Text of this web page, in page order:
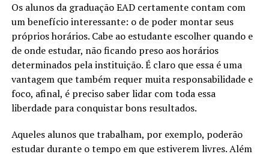
Os alunos da graduação EAD certamente contam com
um benefício interessante: o de poder montar seus
próprios horários. Cabe ao estudante escolher quando e
de onde estudar, não ficando preso aos horários
determinados pela instituição. É claro que essa é uma
vantagem que também requer muita responsabilidade e
foco, afinal, é preciso saber lidar com toda essa
liberdade para conquistar bons resultados.
Aqueles alunos que trabalham, por exemplo, poderão
estudar durante o tempo em que estiverem livres. Além